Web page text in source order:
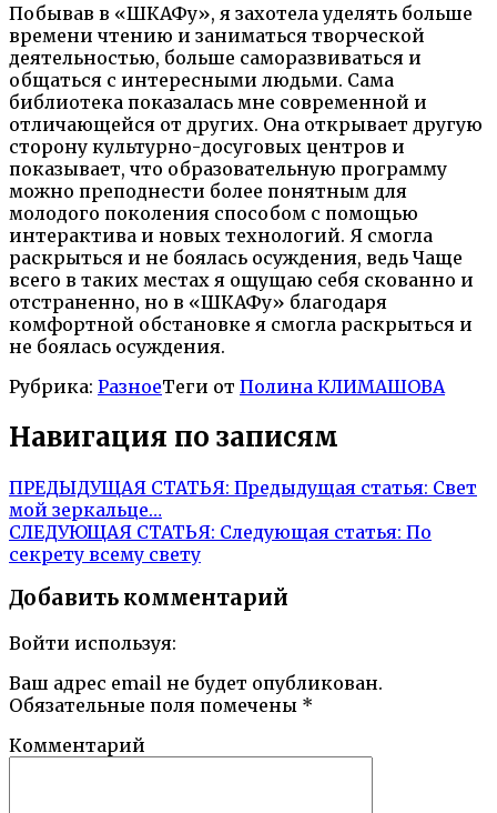
Побывав в «ШКАФу», я захотела уделять больше
времени чтению и заниматься творческой
деятельностью, больше саморазвиваться и
общаться с интересными людьми. Сама
библиотека показалась мне современной и
отличающейся от других. Она открывает другую
сторону культурно-досуговых центров и
показывает, что образовательную программу
можно преподнести более понятным для
молодого поколения способом с помощью
интерактива и новых технологий. Я смогла
раскрыться и не боялась осуждения, ведь Чаще
всего в таких местах я ощущаю себя скованно и
отстраненно, но в «ШКАФу» благодаря
комфортной обстановке я смогла раскрыться и
не боялась осуждения.
Рубрика: РазноеТеги от Полина КЛИМАШОВА
Навигация по записям
ПРЕДЫДУЩАЯ СТАТЬЯ: Предыдущая статья: Свет
мой зеркальце…
СЛЕДУЮЩАЯ СТАТЬЯ: Следующая статья: По
секрету всему свету
Добавить комментарий
Войти используя:
Ваш адрес email не будет опубликован.
Обязательные поля помечены *
Комментарий